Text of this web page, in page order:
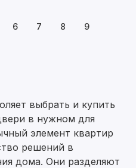
6 7 8 9
выбрать и купить
в нужном для
элемент квартир
решений в
дома. Они разделяют